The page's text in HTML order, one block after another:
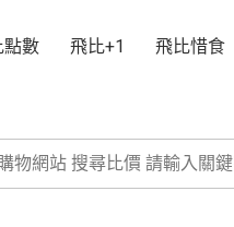
點數 飛比+1 飛比惜食